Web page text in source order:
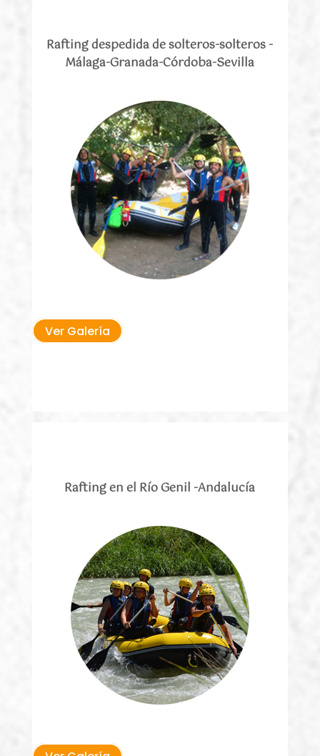
Rafting despedida de solteros-solteros -
Málaga-Granada-Córdoba-Sevilla
Ver Galería
Rafting en el Río Genil -Andalucía